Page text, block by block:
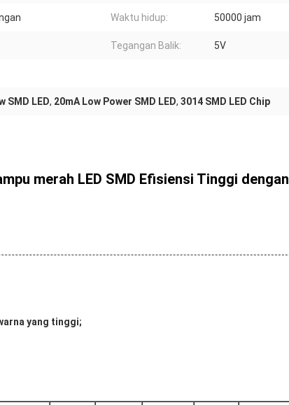
Waktu hidup: 50000 jam
Tegangan Balik: 5V
SMD LED, 20mA Low Power SMD LED, 3014 SMD LED Chip
merah LED SMD Efisiensi Tinggi dengan
yang tinggi;